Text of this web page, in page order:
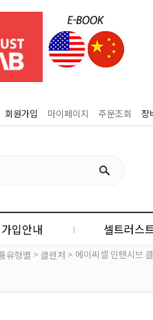
회원가입 마이페이지 주문조회 장
가입안내 셀트러스
유형별 > 클렌저 > 에이씨셀 인텐시브